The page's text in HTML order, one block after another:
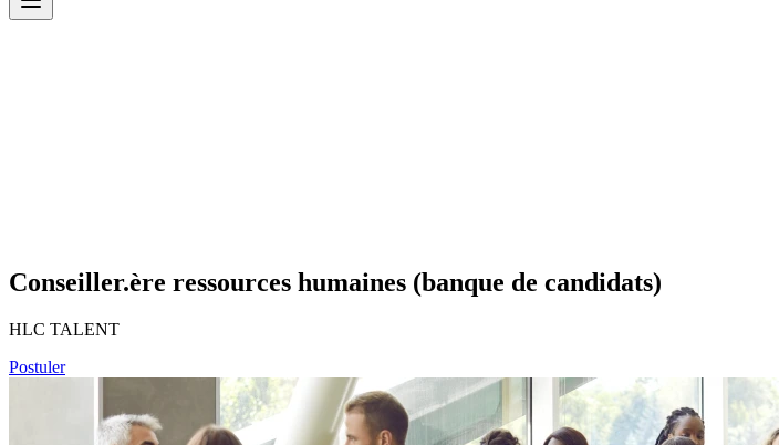
Conseiller.ère ressources humaines (banque de candidats)
HLC TALENT
Postuler